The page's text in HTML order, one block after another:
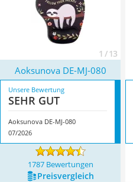
1 / 13
Aoksunova DE-MJ-080
Unsere Bewertung
SEHR GUT
Aoksunova DE-MJ-080
07/2026
1787 Bewertungen
Preis­vergleich